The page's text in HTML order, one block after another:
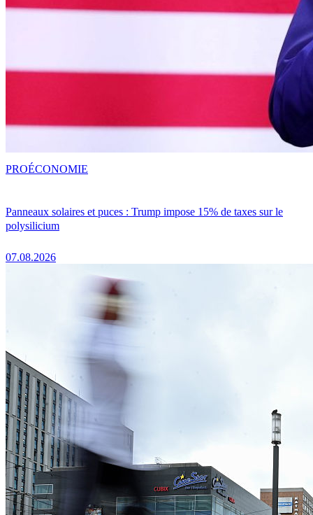
Panneaux solaires et puces : Trump impose 15% de taxes sur le
polysilicium
07.08.2026
PROÉCONOMIE